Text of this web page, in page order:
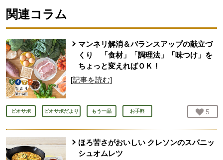
関連コラム
マンネリ解消＆バランスアップの献立づ
くり 「食材」「調理法」「味つけ」を
ちょっと変えればＯＫ！
[記事を読む]
ビオサポ ビオサポだより もう一品 お手軽 お気
5
ほろ苦さがおいしい クレソンのスパニッ
シュオムレツ